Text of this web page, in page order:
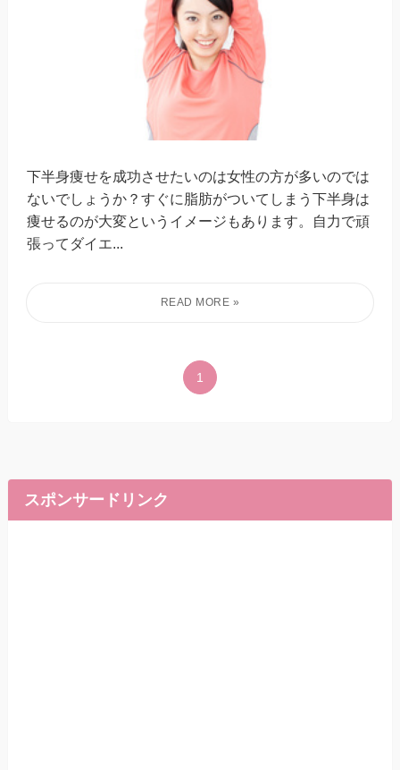
下半身痩せを成功させたいのは女性の方が多いのでは
ないでしょうか？すぐに脂肪がついてしまう下半身は
痩せるのが大変というイメージもあります。自力で頑
張ってダイエ...
1
スポンサードリンク